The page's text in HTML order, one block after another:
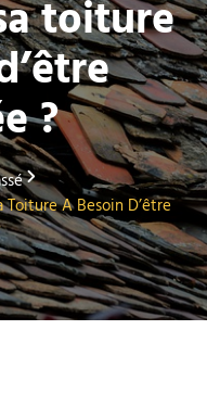
toiture
?
A Besoin D’être